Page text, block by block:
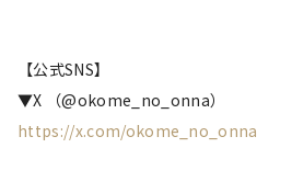
【公式SNS】
▼X （@okome_no_onna）
https://x.com/okome_no_onna